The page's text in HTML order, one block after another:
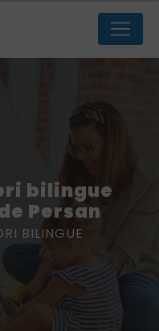
Persan
BILINGUE